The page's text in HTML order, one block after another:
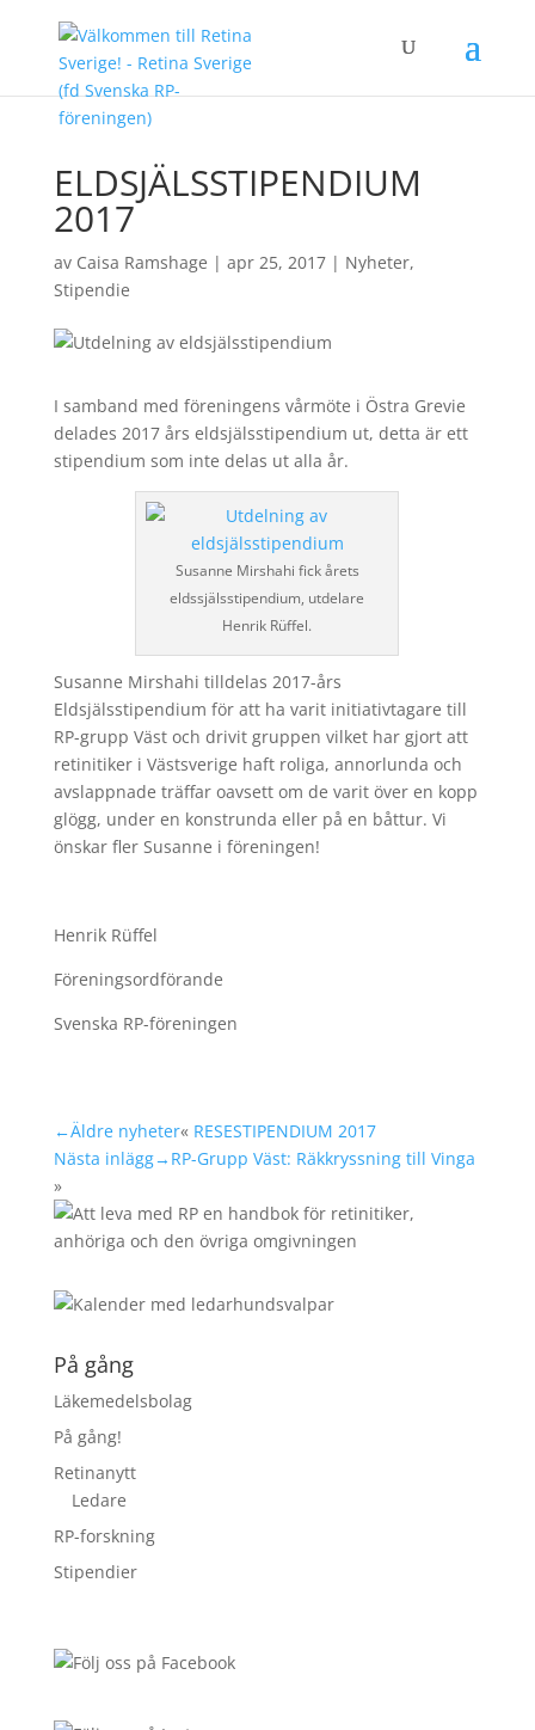
ELDSJÄLSSTIPENDIUM
2017
av Caisa Ramshage | apr 25, 2017| Nyheter,
Stipendie
I samband med föreningens vårmöte i Östra Grevie
delades 2017 års eldsjälsstipendium ut, detta är ett
stipendium som inte delas ut alla år.
Susanne Mirshahi fick årets
eldssjälsstipendium, utdelare
Henrik Rüffel.
Susanne Mirshahi tilldelas 2017-års
Eldsjälsstipendium för att ha varit initiativtagare till
RP-grupp Väst och drivit gruppen vilket har gjort att
retinitiker i Västsverige haft roliga, annorlunda och
avslappnade träffar oavsett om de varit över en kopp
glögg, under en konstrunda eller på en båttur. Vi
önskar fler Susanne i föreningen!
Henrik Rüffel
Föreningsordförande
Svenska RP-föreningen
←Äldre nyheter« RESESTIPENDIUM 2017
Nästa inlägg→ RP-Grupp Väst: Räkkryssning till Vinga
»
På gång
Läkemedelsbolag
På gång!
Retinanytt
Ledare
RP-forskning
Stipendier